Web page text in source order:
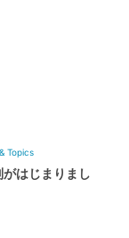
Topics
はじまりまし